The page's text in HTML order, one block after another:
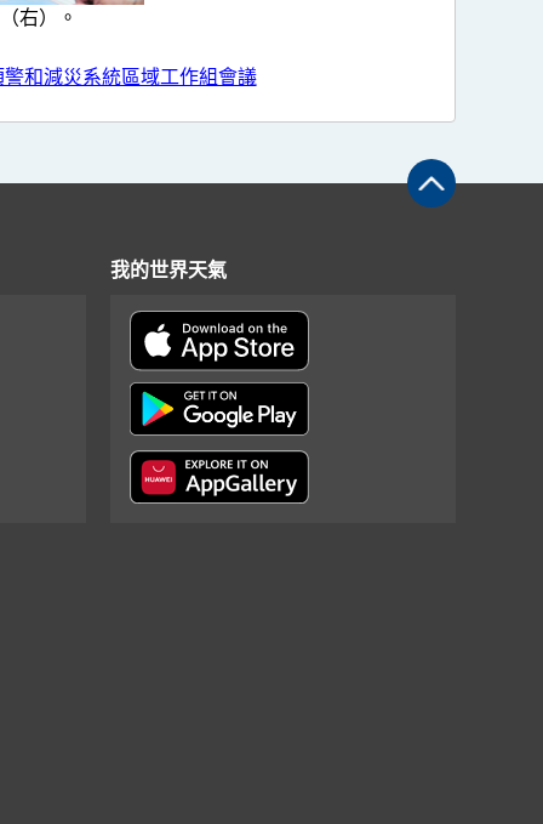
右）。
和減災系統區域工作組會議
我的世界天氣